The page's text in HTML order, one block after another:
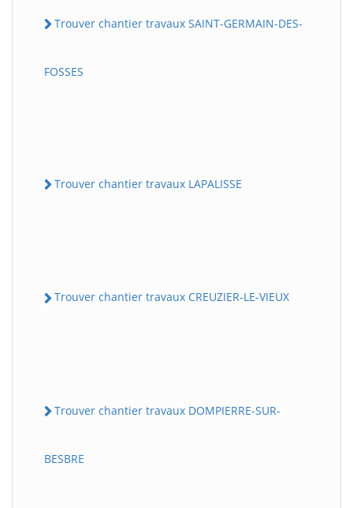
Trouver chantier travaux SAINT-GERMAIN-DES-
FOSSES
Trouver chantier travaux LAPALISSE
Trouver chantier travaux CREUZIER-LE-VIEUX
Trouver chantier travaux DOMPIERRE-SUR-
BESBRE